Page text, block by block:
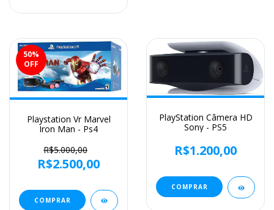
50%
OFF
Playstation Vr Marvel
Iron Man - Ps4
R$5.000,00
R$2.500,00
PlayStation Câmera HD
Sony - PS5
R$1.200,00